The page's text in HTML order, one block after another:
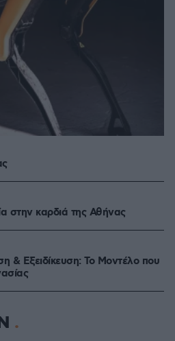
στην καρδιά της Αθήνας
& Εξειδίκευση: Το Mοντέλο που